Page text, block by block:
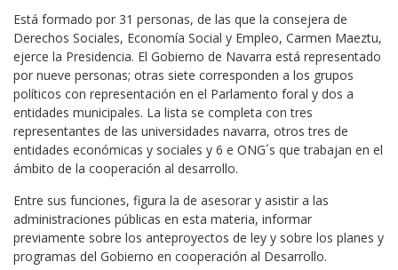
Está formado por 31 personas, de las que la consejera de
Derechos Sociales, Economía Social y Empleo, Carmen Maeztu,
ejerce la Presidencia. El Gobierno de Navarra está representado
por nueve personas; otras siete corresponden a los grupos
políticos con representación en el Parlamento foral y dos a
entidades municipales. La lista se completa con tres
representantes de las universidades navarra, otros tres de
entidades económicas y sociales y 6 e ONG´s que trabajan en el
ámbito de la cooperación al desarrollo.
Entre sus funciones, figura la de asesorar y asistir a las
administraciones públicas en esta materia, informar
previamente sobre los anteproyectos de ley y sobre los planes y
programas del Gobierno en cooperación al Desarrollo.